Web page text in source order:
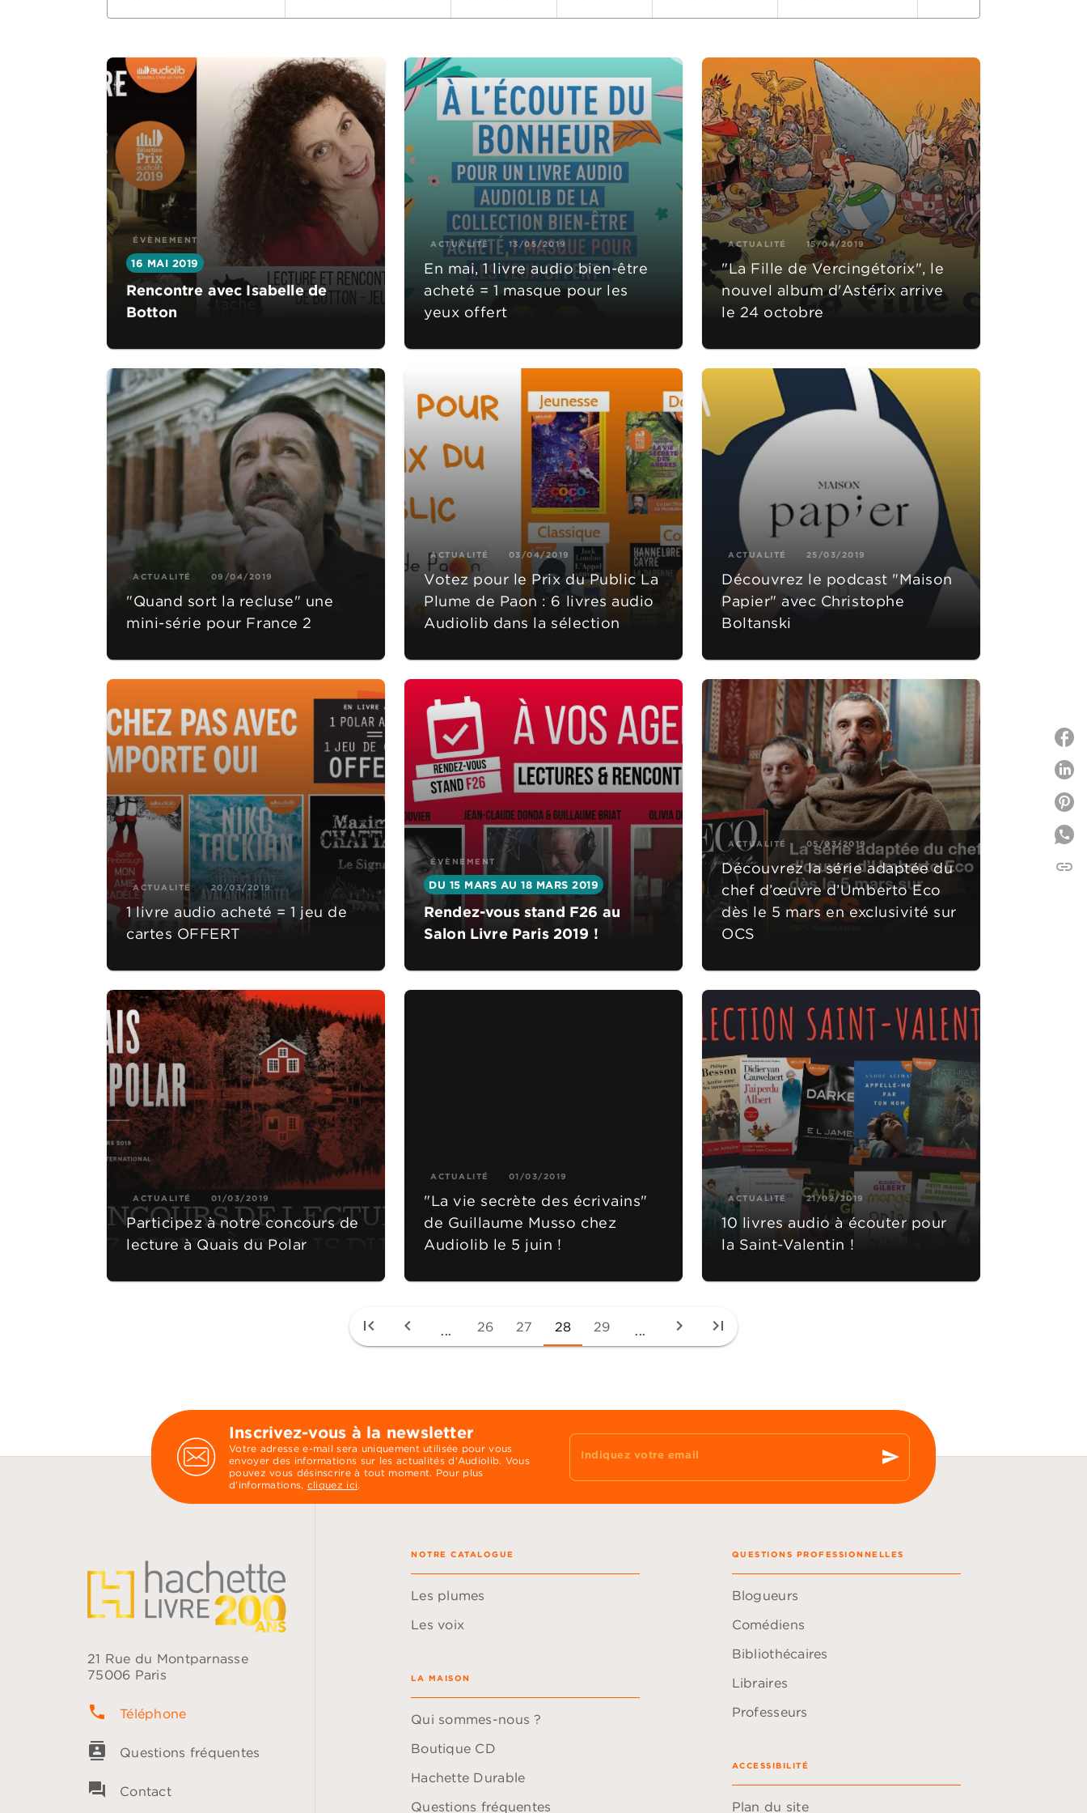
ÉVÈNEMENT
16 MAI 2019
Rencontre avec Isabelle de
Botton
ACTUALITÉ 13/05/2019
En mai, 1 livre audio bien-être
acheté = 1 masque pour les
yeux offert
ACTUALITÉ 15/04/2019
"La Fille de Vercingétorix", le
nouvel album d'Astérix arrive
le 24 octobre
ACTUALITÉ 09/04/2019
"Quand sort la recluse" une
mini-série pour France 2
ACTUALITÉ 03/04/2019
Votez pour le Prix du Public La
Plume de Paon : 6 livres audio
Audiolib dans la sélection
ACTUALITÉ 25/03/2019
Découvrez le podcast "Maison
Papier" avec Christophe
Boltanski
ACTUALITÉ 20/03/2019
1 livre audio acheté = 1 jeu de
cartes OFFERT
ÉVÈNEMENT
DU 15 MARS AU 18 MARS 2019
Rendez-vous stand F26 au
Salon Livre Paris 2019 !
ACTUALITÉ 05/03/2019
Découvrez la série adaptée du
chef d’œuvre d’Umberto Eco
dès le 5 mars en exclusivité sur
OCS
ACTUALITÉ 01/03/2019
Participez à notre concours de
lecture à Quais du Polar
ACTUALITÉ 01/03/2019
"La vie secrète des écrivains"
de Guillaume Musso chez
Audiolib le 5 juin !
ACTUALITÉ 21/02/2019
10 livres audio à écouter pour
la Saint-Valentin !
first_page chevron_left ... 26 27 28 29 ... chevron_right last_page
link
Inscrivez-vous à la newsletter
Votre adresse e-mail sera uniquement utilisée pour vous
envoyer des informations sur les actualités d'Audiolib. Vous
pouvez vous désinscrire à tout moment. Pour plus
d’informations, cliquez ici.
Indiquez votre email send
21 Rue du Montparnasse
75006 Paris
phone Téléphone
contacts Questions fréquentes
question_answer Contact
NOTRE CATALOGUE
Les plumes
Les voix
LA MAISON
Qui sommes-nous ?
Boutique CD
Hachette Durable
Questions fréquentes
QUESTIONS PROFESSIONNELLES
Blogueurs
Comédiens
Bibliothécaires
Libraires
Professeurs
ACCESSIBILITÉ
Plan du site